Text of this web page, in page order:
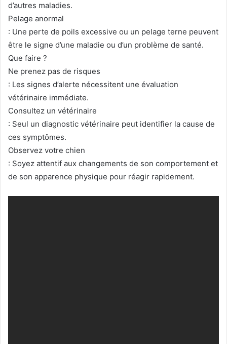
d’autres maladies.
Pelage anormal
: Une perte de poils excessive ou un pelage terne peuvent
être le signe d’une maladie ou d’un problème de santé.
Que faire ?
Ne prenez pas de risques
: Les signes d’alerte nécessitent une évaluation
vétérinaire immédiate.
Consultez un vétérinaire
: Seul un diagnostic vétérinaire peut identifier la cause de
ces symptômes.
Observez votre chien
: Soyez attentif aux changements de son comportement et
de son apparence physique pour réagir rapidement.